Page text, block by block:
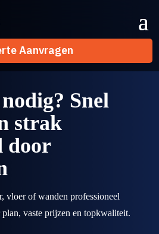
Aanvragen
Aanvragen
Snel
strak
door
vloer of wanden professioneel
plan, vaste prijzen en topkwaliteit.